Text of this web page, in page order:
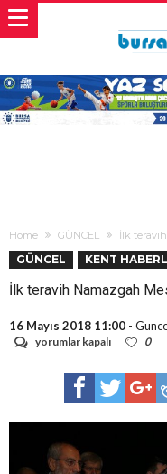
Home GÜNCEL İlk
GÜNCEL KENT
İlk teravih Namazgah
16 Mayıs 2018 11:00 -
İlk
Namazgah
Mescidi’nde
yorumlar kapalı 0